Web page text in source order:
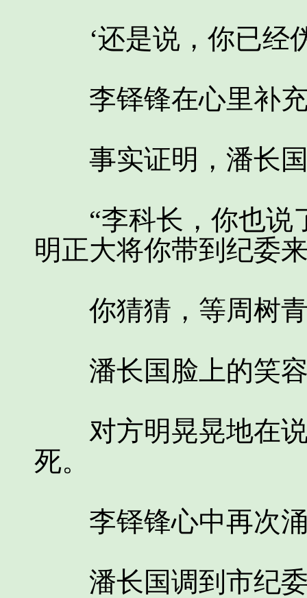
‘还是说，你已经
李铎锋在心里补充
事实证明，潘长国
“李科长，你也说
明正大将你带到纪委
你猜猜，等周树青
潘长国脸上的笑容
对方明晃晃地在说
死。
李铎锋心中再次涌
潘长国调到市纪委